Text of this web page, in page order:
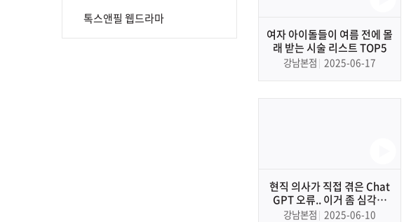
톡스앤필 웹드라마
여자 아이돌들이 여름 전에 몰
래 받는 시술 리스트 TOP5
강남본점 2025-06-17
현직 의사가 직접 겪은 Chat
GPT 오류.. 이거 좀 심각한
데..?
강남본점 2025-06-10